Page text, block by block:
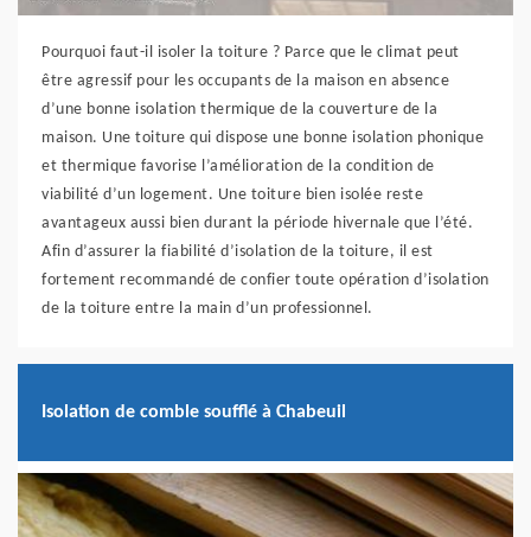
Pourquoi faut-il isoler la toiture ? Parce que le climat peut
être agressif pour les occupants de la maison en absence
d’une bonne isolation thermique de la couverture de la
maison. Une toiture qui dispose une bonne isolation phonique
et thermique favorise l’amélioration de la condition de
viabilité d’un logement. Une toiture bien isolée reste
avantageux aussi bien durant la période hivernale que l’été.
Afin d’assurer la fiabilité d’isolation de la toiture, il est
fortement recommandé de confier toute opération d’isolation
de la toiture entre la main d’un professionnel.
Isolation de comble soufflé à Chabeuil